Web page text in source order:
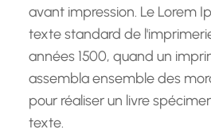
avant impression. Le Lorem
texte standard de
années 1500, quand un
assembla ensemble des
pour réaliser un livre
texte.